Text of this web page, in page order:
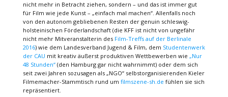
nicht mehr in Betracht ziehen, sondern – und das ist immer gut
für Film wie jede Kunst – „einfach mal machen“. Allenfalls noch
von den autonom gebliebenen Resten der genuin schleswig-
holsteinischen Förderlandschaft (die KFF ist nicht von ungefähr
nicht mehr Mitveranstalterin des Film-Treffs auf der Berlinale
2016) wie dem Landesverband Jugend & Film, dem Studentenwerk
der CAU mit kreativ äußerst produktiven Wettbewerben wie „Nur
48 Stunden“(den Hamburg gar nicht wahrnimmt) oder dem sich
seit zwei Jahren sozusagen als „NGO“ selbstorganisierenden Kieler
Filmemacher-Stammtisch rund um filmszene-sh.de fühlen sie sich
repräsentiert.